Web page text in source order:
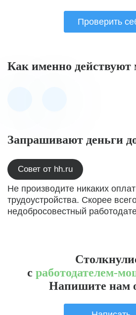
Проверить
Как именно
Запрашивают деньги
Совет от hh.ru
Не производите никаких
трудоустройства. Скорее
недобросовестный
с работодателем-
Напишите нам